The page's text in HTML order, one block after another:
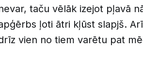
taču vēlāk izejot pļavā
ļoti ātri kļūst slapjš.
vien no tiem varētu pat